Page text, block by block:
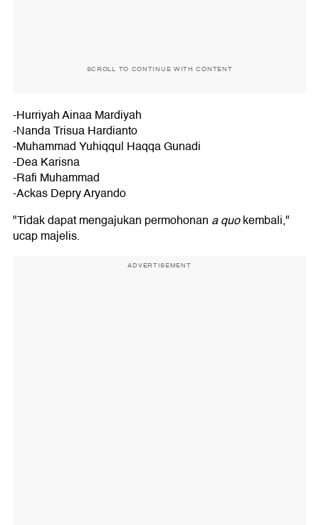
SCROLL TO CONTINUE WITH CONTENT
-Hurriyah Ainaa Mardiyah
-Nanda Trisua Hardianto
-Muhammad Yuhiqqul Haqqa Gunadi
-Dea Karisna
-Rafi Muhammad
-Ackas Depry Aryando
"Tidak dapat mengajukan permohonan a quokembali,"
ucap majelis.
ADVERTISEMENT